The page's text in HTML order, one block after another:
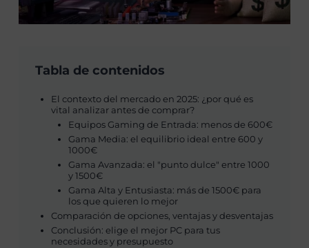
Tabla de contenidos
El contexto del mercado en 2025: ¿por qué es
vital analizar antes de comprar?
Equipos Gaming de Entrada: menos de 600€
Gama Media: el equilibrio ideal entre 600 y
1000€
Gama Avanzada: el "punto dulce" entre 1000
y 1500€
Gama Alta y Entusiasta: más de 1500€ para
los que quieren lo mejor
Comparación de opciones, ventajas y desventajas
Conclusión: elige el mejor PC para tus
necesidades y presupuesto